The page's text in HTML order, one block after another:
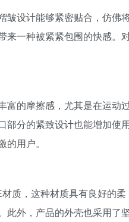
皱设计能够紧密贴合，仿佛
来一种被紧紧包围的快感。
富的摩擦感，尤其是在运动
部分的紧致设计也能增加使
用户。
质，这种材质具有良好的柔
此外，产品的外壳也采用了